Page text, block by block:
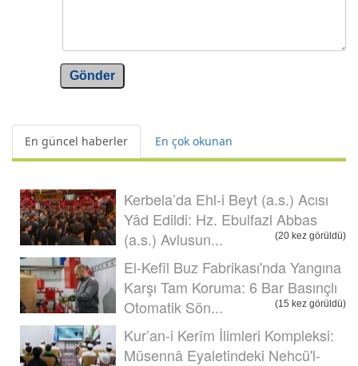
Gönder
En güncel haberler En çok okunan
Kerbela’da Ehl-i Beyt (a.s.) Acısı
Yâd Edildi: Hz. Ebulfazl Abbas
(a.s.) Avlusun...
(20 kez görüldü)
El-Kefîl Buz Fabrikası'nda Yangına
Karşı Tam Koruma: 6 Bar Basınçlı
Otomatik Sön...
(15 kez görüldü)
Kur’an-i Kerîm İlimleri Kompleksi:
Müsennâ Eyaletindeki Nehcü'l-